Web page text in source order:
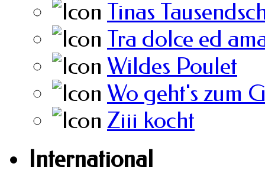
Tinas
Tra dolce ed
Wildes Poulet
Wo geht's zum
Ziii kocht
International